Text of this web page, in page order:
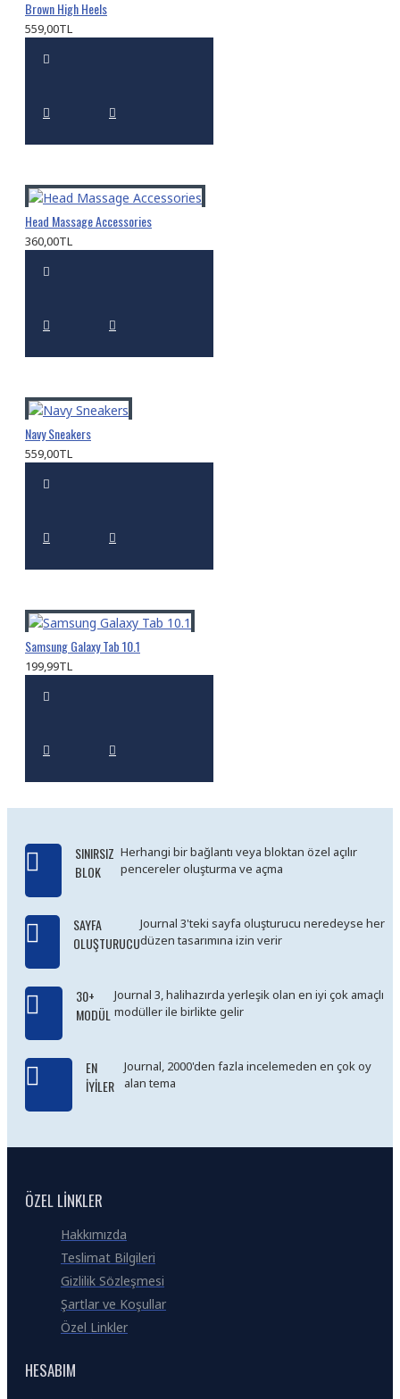
Brown High Heels
559,00TL
Head Massage Accessories
360,00TL
Navy Sneakers
559,00TL
Samsung Galaxy Tab 10.1
199,99TL
SINIRSIZ
BLOK
Herhangi bir bağlantı veya bloktan özel açılır
pencereler oluşturma ve açma
SAYFA
OLUŞTURUCU
Journal 3'teki sayfa oluşturucu neredeyse her
düzen tasarımına izin verir
30+
MODÜL
Journal 3, halihazırda yerleşik olan en iyi çok amaçlı
modüller ile birlikte gelir
EN
İYILER
Journal, 2000'den fazla incelemeden en çok oy
alan tema
ÖZEL LINKLER
Hakkımızda
Teslimat Bilgileri
Gizlilik Sözleşmesi
Şartlar ve Koşullar
Özel Linkler
HESABIM